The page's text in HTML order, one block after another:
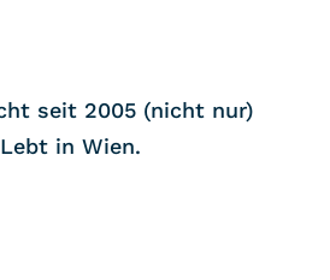
seit 2005 (nicht nur)
in Wien.